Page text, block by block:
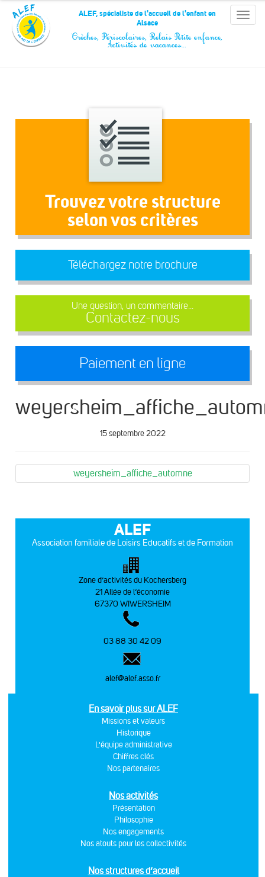
Panneau de gestion des cookies
Toggle
ALEF, spécialiste de l'accueil de l'enfant en
Alsace
Crèches, Périscolaires, Relais Petite enfance,
Activités de vacances…
Trouvez votre structure
selon vos critères
Téléchargez notre brochure
Une question, un commentaire...
Contactez-nous
Paiement en ligne
15 septembre 2022
weyersheim_affiche_automne
ALEF
Association familiale de Loisirs Educatifs et de Formation
Zone d’activités du Kochersberg
21 Allée de l’économie
67370 WIWERSHEIM
03 88 30 42 09
alef@alef.asso.fr
En savoir plus sur ALEF
Missions et valeurs
Historique
L'équipe administrative
Chiffres clés
Nos partenaires
Nos activités
Présentation
Philosophie
Nos engagements
Nos atouts pour les collectivités
Nos structures d’accueil